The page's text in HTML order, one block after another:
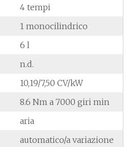
4 tempi
1 monocilindrico
6 l
n.d.
10,19/7,50 CV/kW
8.6 Nm a 7000 giri min
aria
automatico/a variazione